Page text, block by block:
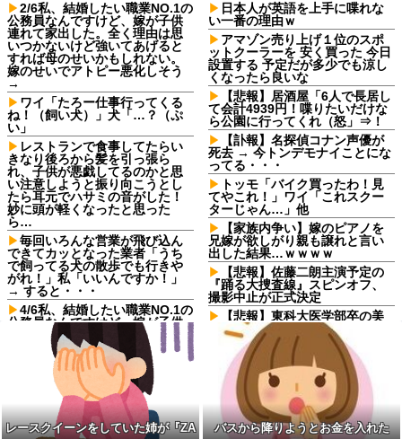
2/6私、結婚したい職業NO.1の
公務員なんですけど、嫁が子供
連れて家出した。全く理由は思
いつかないけど強いてあげると
すれば母のせいかもしれない。
嫁のせいでアトピー悪化しそう
→
ワイ「たろー仕事行ってくる
ね！（飼い犬）」犬「…？（ぷ
い」
レストランで食事してたらい
きなり後ろから髪を引っ張ら
れ、子供が悪戯してるのかと思
い注意しようと振り向こうとし
たら耳元でハサミの音がした！
妙に頭が軽くなったと思った
ら…
毎回いろんな営業が飛び込ん
できてカッとなった業者「うち
で飼ってる犬の散歩でも行きや
がれ！」私「いいんですか！」
→ すると・・・
4/6私、結婚したい職業NO.1の
公務員なんですけど、嫁が子供
連れて家出した。全く理由は思
いつかないけど強いてあげると
すれば母のせいかもしれない。
嫁のせいでアトピー悪化しそう
レースクイーンをしていた姉
が『ZARDの坂井』についてこう
言っていた
日本人が英語を上手に喋れな
い一番の理由ｗ
アマゾン売り上げ１位のスポ
ットクーラーを 安く買った 今日
設置する 予定だが多少でも涼し
くなったら良いな
【悲報】居酒屋「6人で長居し
て会計4939円！喋りたいだけな
ら公園に行ってくれ（怒」⇒！
【訃報】名探偵コナン声優が
死去 → 今トンデモナイことにな
ってる・・・
トッモ「バイク買ったわ！見
てやこれ！」ワイ「これスクー
ターじゃん…」他
【家族内争い】嫁のピアノを
兄嫁が欲しがり親も譲れと言い
出した結果…ｗｗｗｗ
【悲報】佐藤二朗主演予定の
『踊る大捜査線』スピンオフ、
撮影中止が正式決定
【悲報】東科大医学部卒の美
人YouTuber、直美で炎上・・・
日中留守の実家に空き巣が侵
入。居合わせた引きこもりの私
が撃退した結果…家族の態度に
耐えかね家を出たら半年後に〇
〇する超スピード展開へ←人生
何がきっかけで好転するか分か
らない
レースクイーンをしていた姉が『ZA
バスから降りようとお金を入れた